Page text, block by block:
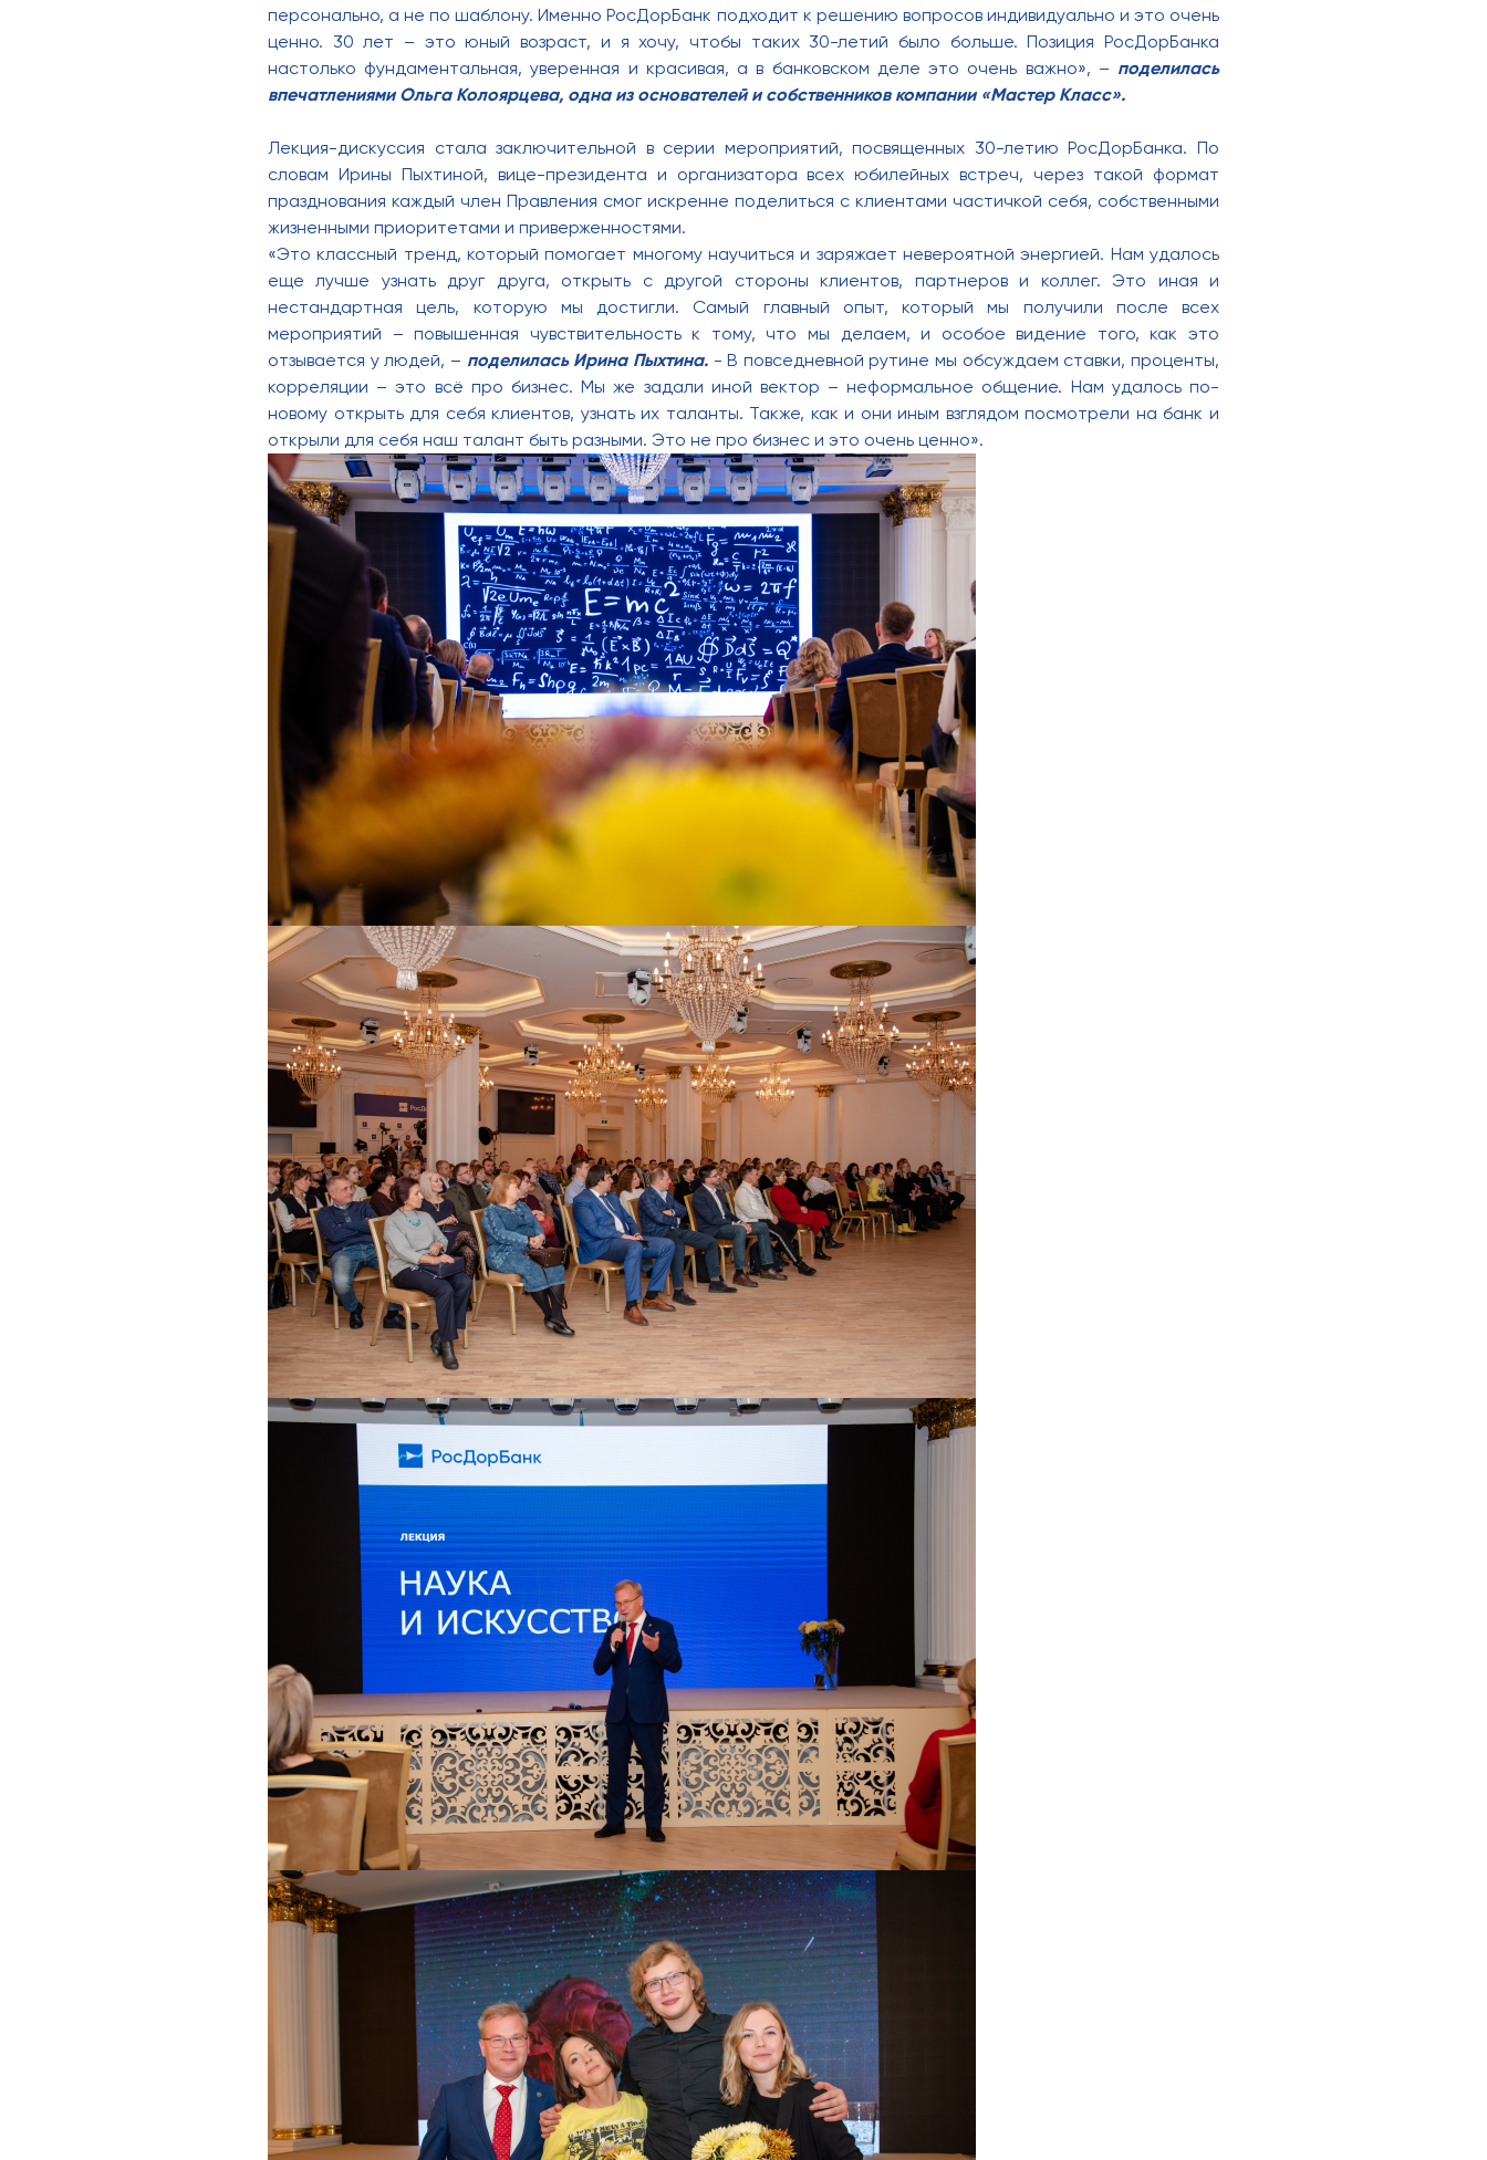
персонально, а не по шаблону. Именно РосДорБанк подходит к решению вопросов индивидуально и это очень
ценно. 30 лет – это юный возраст, и я хочу, чтобы таких 30-летий было больше. Позиция РосДорБанка
настолько фундаментальная, уверенная и красивая, а в банковском деле это очень важно», – поделилась
впечатлениями Ольга Колоярцева, одна из основателей и собственников компании «Мастер Класс».
Лекция-дискуссия стала заключительной в серии мероприятий, посвященных 30-летию РосДорБанка. По
словам Ирины Пыхтиной, вице-президента и организатора всех юбилейных встреч, через такой формат
празднования каждый член Правления смог искренне поделиться с клиентами частичкой себя, собственными
жизненными приоритетами и приверженностями.
«Это классный тренд, который помогает многому научиться и заряжает невероятной энергией. Нам удалось
еще лучше узнать друг друга, открыть с другой стороны клиентов, партнеров и коллег. Это иная и
нестандартная цель, которую мы достигли. Самый главный опыт, который мы получили после всех
мероприятий – повышенная чувствительность к тому, что мы делаем, и особое видение того, как это
отзывается у людей, – поделилась Ирина Пыхтина.- В повседневной рутине мы обсуждаем ставки, проценты,
корреляции – это всё про бизнес. Мы же задали иной вектор – неформальное общение. Нам удалось по-
новому открыть для себя клиентов, узнать их таланты. Также, как и они иным взглядом посмотрели на банк и
открыли для себя наш талант быть разными. Это не про бизнес и это очень ценно».